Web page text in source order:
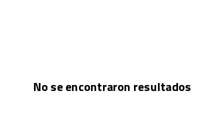
No se encontraron resultados